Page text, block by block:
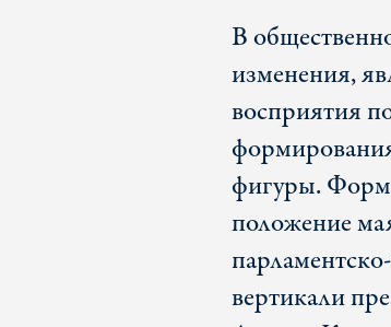
В
изменения,
восприятия
фигуры.
положение
вертикали